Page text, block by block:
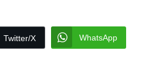
Twitter/X WhatsApp